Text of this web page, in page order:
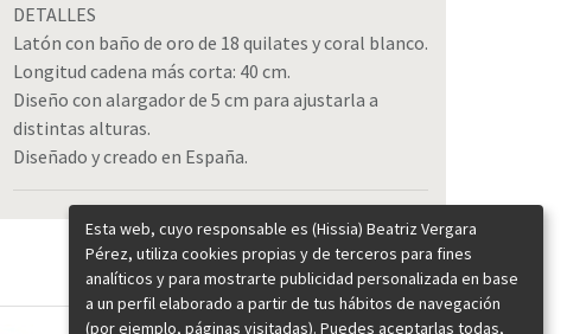
DETALLES
Latón con baño de oro de 18 quilates y coral blanco.
Longitud cadena más corta: 40 cm.
Diseño con alargador de 5 cm para ajustarla a
distintas alturas.
Diseñado y creado en España.
Esta web, cuyo responsable es (Hissia) Beatriz Vergara
Pérez, utiliza cookies propias y de terceros para fines
analíticos y para mostrarte publicidad personalizada en base
a un perfil elaborado a partir de tus hábitos de navegación
(por ejemplo, páginas visitadas). Puedes aceptarlas todas,